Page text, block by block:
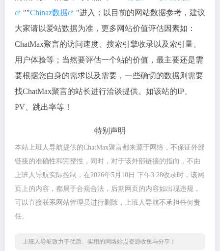
""Chinaz数据
"进入；以目前的网站数据参考，建议
大家请以爱站数据为准，更多网站价值评估因素如：
ChatMax聚言的访问速度、搜索引擎收录以及索引量、
用户体验等；当然要评估一个站的价值，最主要还是需
要根据您自身的需求以及需要，一些确切的数据则需要
找ChatMax聚言的站长进行洽谈提供。如该站的IP、
PV、跳出率等！
特别声明
本站上班人导航提供的ChatMax聚言都来源于网络，不保证外部
链接的准确性和完整性，同时，对于该外部链接的指向，不由
上班人导航实际控制，在2026年5月10日 下午3:28收录时，该网
页上的内容，都属于合规合法，后期网页的内容如出现违规，
可以直接联系网站管理员进行删除，上班人导航不承担任何责
任。
上班人导航致力于优质、实用的网络站点资源收集与分享！